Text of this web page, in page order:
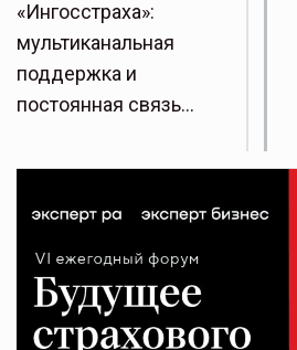
«Ингосстраха»:
мультиканальная
поддержка и
постоянная связь…